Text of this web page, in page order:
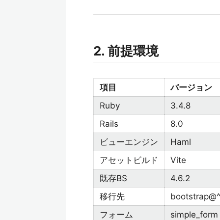
2. 前提環境
項目
バージョン
Ruby
3.4.8
Rails
8.0
ビューエンジン
Haml
アセットビルド
Vite
既存BS
4.6.2
移行先
フォーム
simple_form